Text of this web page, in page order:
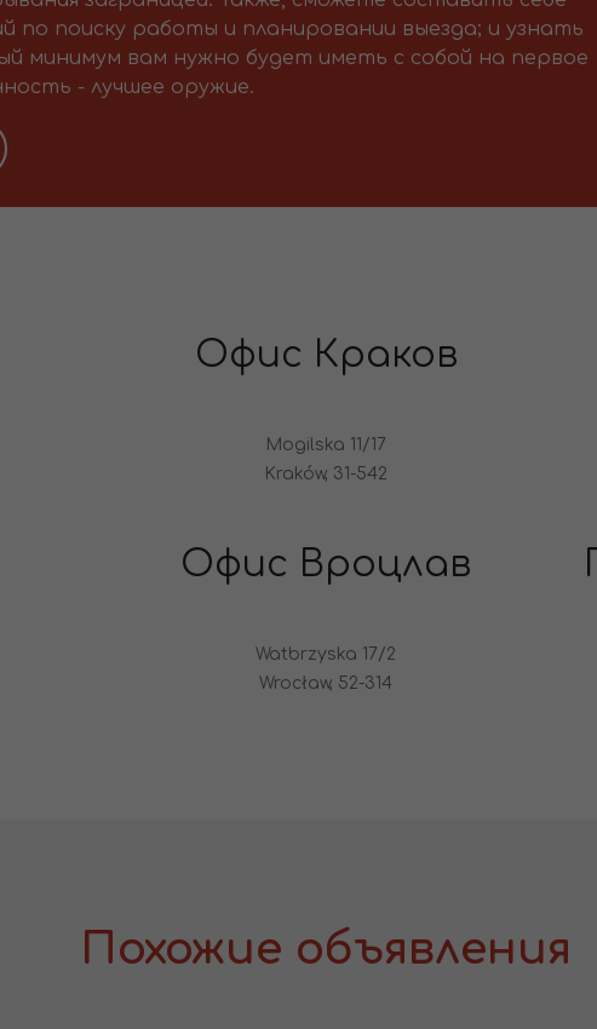
по поиску работы и планировании выезда; и узнать
минимум вам нужно будет иметь с собой на первое
- лучшее оружие.
Офис Краков
Mogilska 11/17
Kraków, 31-542
Офис Вроцлав
Watbrzyska 17/2
Wrocław, 52-314
Похожие объявления